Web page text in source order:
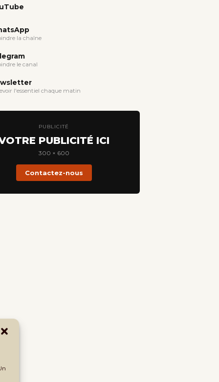
la chaîne
le canal
l'essentiel chaque matin
PUBLICITÉ
PUBLICITÉ ICI
300 × 600
Contactez-nous